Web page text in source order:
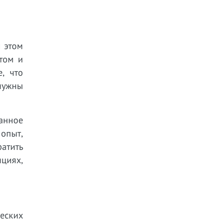
этом
и
что